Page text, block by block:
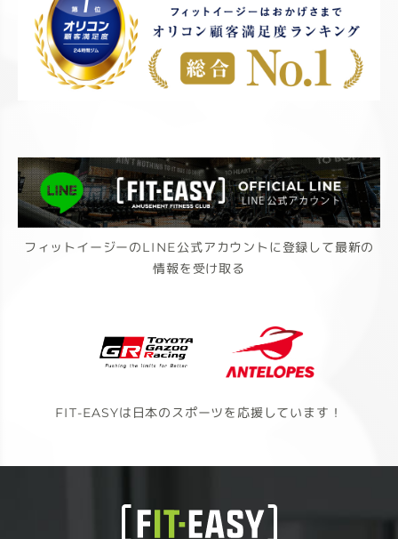
フィットイージーのLINE公式アカウントに登録して最新の
情報を受け取る
FIT-EASYは日本のスポーツを応援しています！